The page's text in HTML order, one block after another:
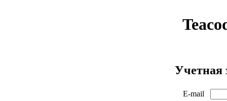
Учетная
E-mail